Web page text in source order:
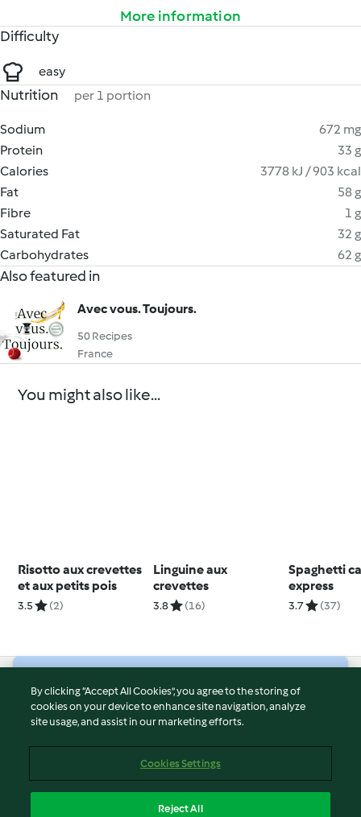
More information
Difficulty
easy
Nutrition per 1 portion
Sodium
672 mg
Protein
33 g
Calories
3778 kJ / 903 kcal
Fat
58 g
Fibre
1 g
Saturated Fat
32 g
Carbohydrates
62 g
Also featured in
Avec vous. Toujours.
50 Recipes
France
You might also like...
Risotto aux crevettes
et aux petits pois
3.5 (2)
Linguine aux
crevettes
3.8 (16)
Spaghetti
express
3.7 (37)
© Copyright 2026
Terms of Service
Imprint
By clicking “Accept All Cookies”, you agree to the storing of
cookies on your device to enhance site navigation, analyze
site usage, and assist in our marketing efforts.
Cookies Settings
Reject All